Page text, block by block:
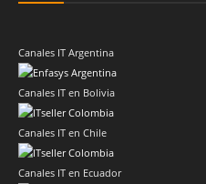
Canales IT Argentina
Canales IT en Bolivia
Canales IT en Chile
Canales IT en Ecuador